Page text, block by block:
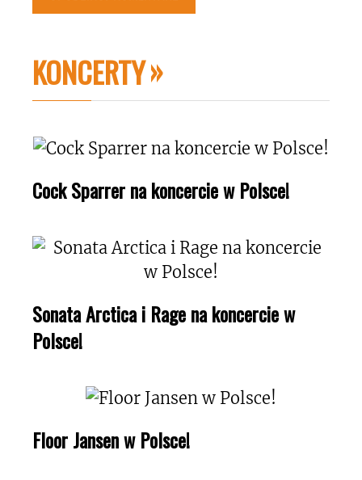
KONCERTY
Cock Sparrer na koncercie w Polsce!
Sonata Arctica i Rage na koncercie w
Polsce!
Floor Jansen w Polsce!